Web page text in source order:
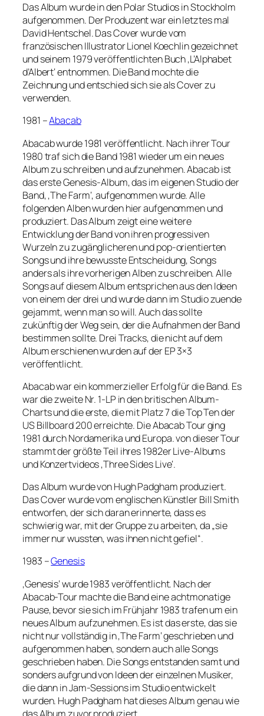
Das Album wurde in den Polar Studios in Stockholm
aufgenommen. Der Produzent war ein letztes mal
David Hentschel. Das Cover wurde vom
französischen Illustrator Lionel Koechlin gezeichnet
und seinem 1979 veröffentlichten Buch ‚L’Alphabet
d’Albert‘ entnommen. Die Band mochte die
Zeichnung und entschied sich sie als Cover zu
verwenden.
1981 –Abacab
Abacab wurde 1981 veröffentlicht. Nach ihrer Tour
1980 traf sich die Band 1981 wieder um ein neues
Album zu schreiben und aufzunehmen. Abacab ist
das erste Genesis-Album, das im eigenen Studio der
Band, ‚The Farm‘, aufgenommen wurde. Alle
folgenden Alben wurden hier aufgenommen und
produziert. Das Album zeigt eine weitere
Entwicklung der Band von ihren progressiven
Wurzeln zu zugänglicheren und pop-orientierten
Songs und ihre bewusste Entscheidung, Songs
anders als ihre vorherigen Alben zu schreiben. Alle
Songs auf diesem Album entsprichen aus den Ideen
von einem der drei und wurde dann im Studio zuende
gejammt, wenn man so will. Auch das sollte
zukünftig der Weg sein, der die Aufnahmen der Band
bestimmen sollte. Drei Tracks, die nicht auf dem
Album erschienen wurden auf der EP 3×3
veröffentlicht.
Abacab war ein kommerzieller Erfolg für die Band. Es
war die zweite Nr. 1-LP in den britischen Album-
Charts und die erste, die mit Platz 7 die Top Ten der
US Billboard 200 erreichte. Die Abacab Tour ging
1981 durch Nordamerika und Europa. von dieser Tour
stammt der größte Teil ihres 1982er Live-Albums
und Konzertvideos ‚Three Sides Live‘.
Das Album wurde von Hugh Padgham produziert.
Das Cover wurde vom englischen Künstler Bill Smith
entworfen, der sich daran erinnerte, dass es
schwierig war, mit der Gruppe zu arbeiten, da „sie
immer nur wussten, was ihnen nicht gefiel“.
1983 –Genesis
‚Genesis‘ wurde 1983 veröffentlicht. Nach der
Abacab-Tour machte die Band eine achtmonatige
Pause, bevor sie sich im Frühjahr 1983 trafen um ein
neues Album aufzunehmen. Es ist das erste, das sie
nicht nur vollständig in ‚The Farm‘ geschrieben und
aufgenommen haben, sondern auch alle Songs
geschrieben haben. Die Songs entstanden samt und
sonders aufgrund von Ideen der einzelnen Musiker,
die dann in Jam-Sessions im Studio entwickelt
wurden. Hugh Padgham hat dieses Album genau wie
das Album zuvor produziert.